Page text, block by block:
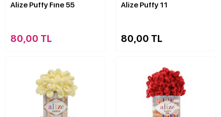
Alize Puffy Fıne 55
80,00 TL
Alize Puffy 11
80,00 TL